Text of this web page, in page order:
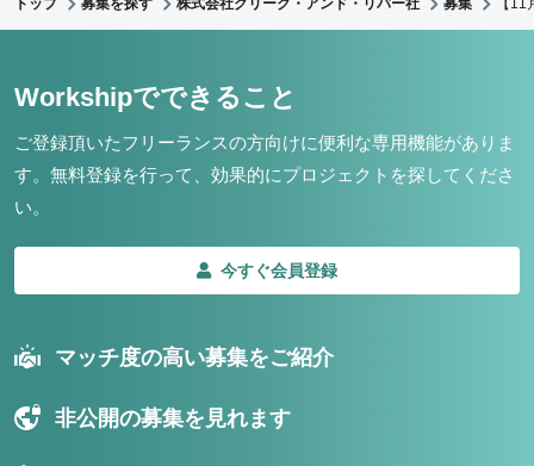
トップ 募集を探す 株式会社クリーク・アンド・リバー社 募集 【
Workshipでできること
ご登録頂いたフリーランスの方向けに便利な専用機能がありま
す。 無料登録を行って、効果的にプロジェクトを探してくださ
い。
今すぐ会員登録
マッチ度の高い募集をご紹介
非公開の募集を見れます